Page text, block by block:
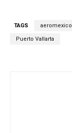
TAGS aeromexico
Puerto Vallarta